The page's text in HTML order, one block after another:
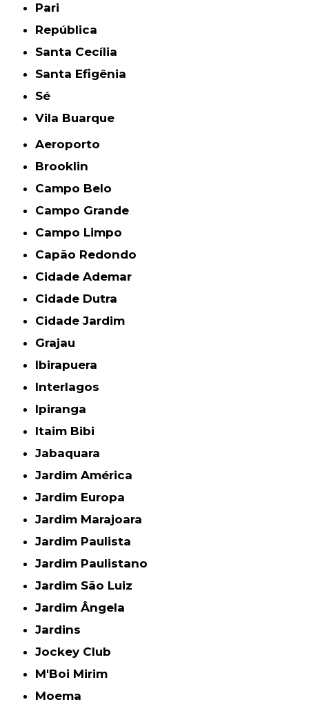
Pari
República
Santa Cecília
Santa Efigênia
Sé
Vila Buarque
Aeroporto
Brooklin
Campo Belo
Campo Grande
Campo Limpo
Capão Redondo
Cidade Ademar
Cidade Dutra
Cidade Jardim
Grajau
Ibirapuera
Interlagos
Ipiranga
Itaim Bibi
Jabaquara
Jardim América
Jardim Europa
Jardim Marajoara
Jardim Paulista
Jardim Paulistano
Jardim São Luiz
Jardim Ângela
Jardins
Jockey Club
M'Boi Mirim
Moema